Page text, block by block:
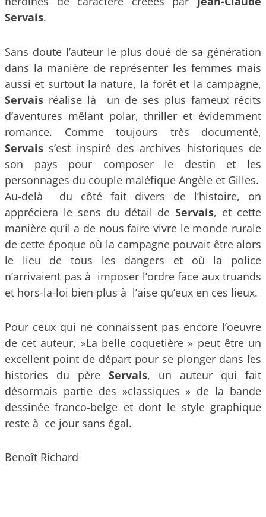
Servais.
Sans doute l’auteur le plus doué de sa génération
dans la manière de représenter les femmes mais
aussi et surtout la nature, la forêt et la campagne,
Servais réalise là un de ses plus fameux récits
d’aventures mêlant polar, thriller et évidemment
romance. Comme toujours très documenté,
Servais s’est inspiré des archives historiques de
son pays pour composer le destin et les
personnages du couple maléfique Angèle et Gilles.
Au-delà du côté fait divers de l’histoire, on
appréciera le sens du détail deServais, et cette
manière qu’il a de nous faire vivre le monde rurale
de cette époque où la campagne pouvait être alors
le lieu de tous les dangers et où la police
n’arrivaient pas à imposer l’ordre face aux truands
et hors-la-loi bien plus à l’aise qu’eux en ces lieux.
Pour ceux qui ne connaissent pas encore l’oeuvre
de cet auteur, »La belle coquetière » peut être un
excellent point de départ pour se plonger dans les
histories du père Servais, un auteur qui fait
désormais partie des »classiques » de la bande
dessinée franco-belge et dont le style graphique
reste à ce jour sans égal.
Benoît Richard